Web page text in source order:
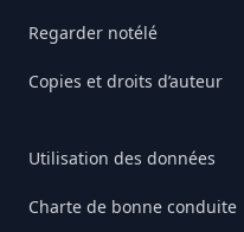
Regarder notélé
Copies et droits d’auteur
Utilisation des données
Charte de bonne conduite